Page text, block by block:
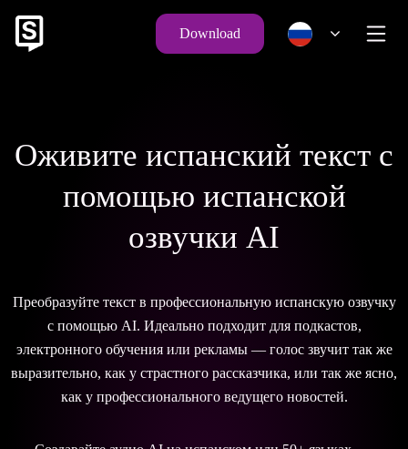
Download
Оживите испанский текст с
помощью испанской
озвучки AI
Преобразуйте текст в профессиональную испанскую озвучку
с помощью AI. Идеально подходит для подкастов,
электронного обучения или рекламы — голос звучит так же
выразительно, как у страстного рассказчика, или так же ясно,
как у профессионального ведущего новостей.